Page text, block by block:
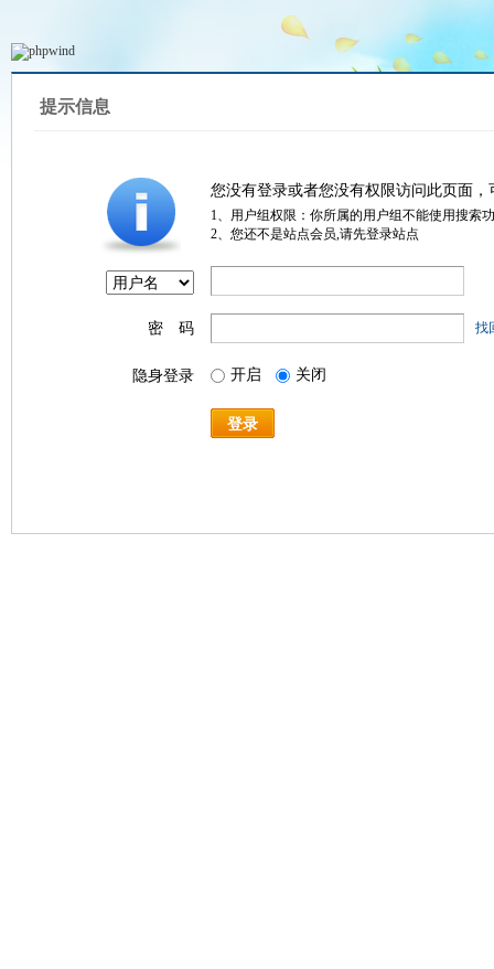
提示信息
您没有登录或者您没有权限访问此页面
1、用户组权限：你所属的用户组不能使用搜索
2、您还不是站点会员,请先登录站点
密 码 找
隐身登录 开启 关闭
登录